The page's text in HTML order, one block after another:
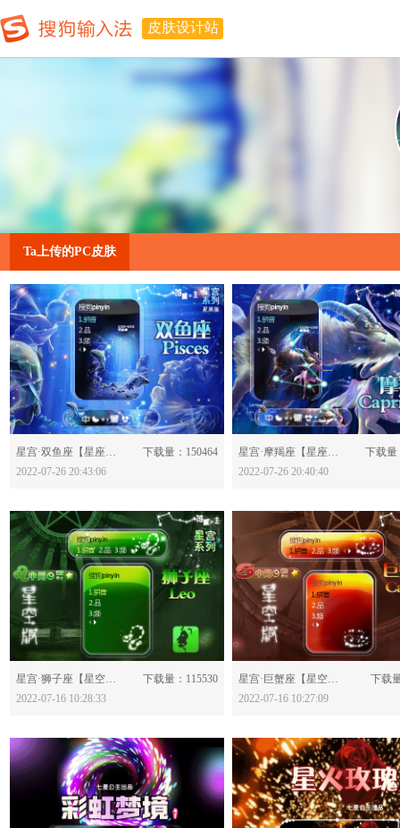
皮肤设计站
Ta上传的PC皮肤
分享：
星宫·双鱼座【星座版】-628602
下载量：150464
2022-07-26 20:43:06
分享：
星宫·摩羯座【星座版】-628598
下载量
2022-07-26 20:40:40
分享：
星宫·狮子座【星空版】-628435
下载量：115530
2022-07-16 10:28:33
分享：
星宫·巨蟹座【星空版】-628433
下载
2022-07-16 10:27:09